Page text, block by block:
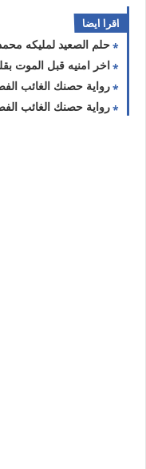
اقرا ايضا
حلم الصعيد لمليكه
اخر امنيه قبل الموت بقلم
رواية حصنك الغائب
رواية حصنك الغائب